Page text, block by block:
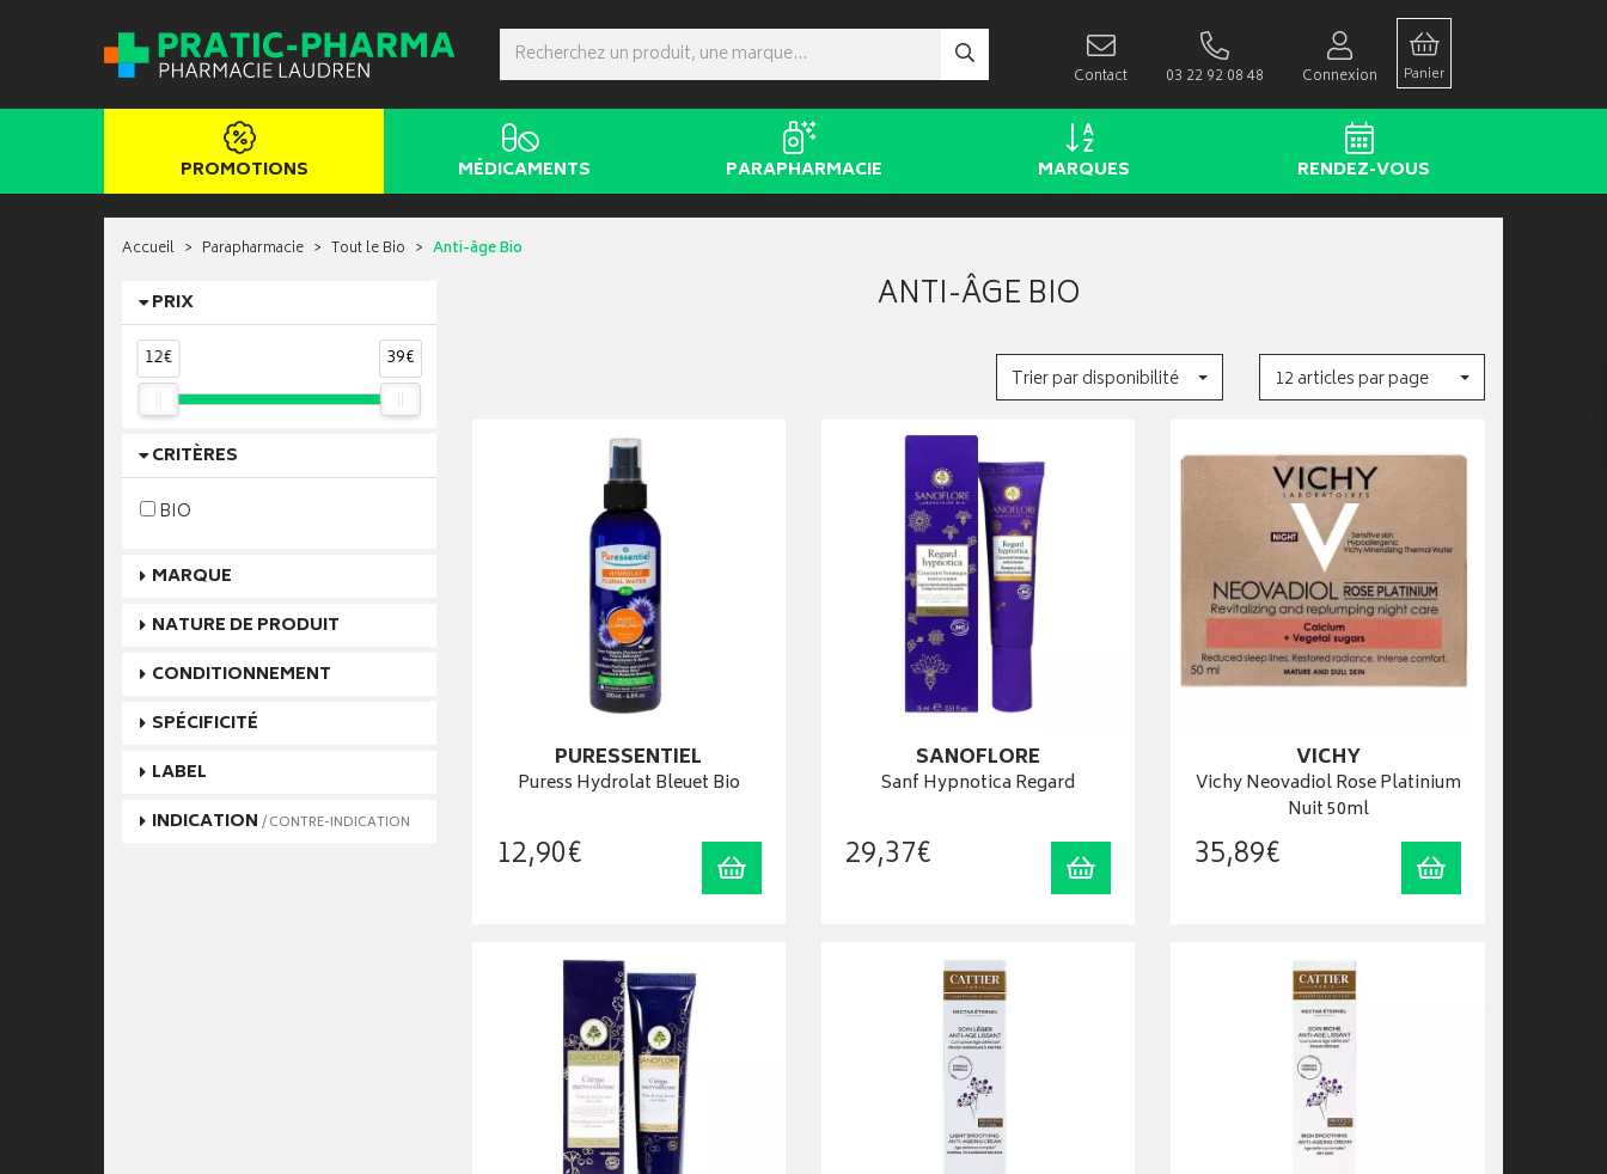
Contact 03 22 92 08 48 Connexion Panier
PROMOTIONS MÉDICAMENTS PARAPHARMACIE MARQUES RENDEZ-VOUS
Accueil Parapharmacie Tout le Bio Anti-âge Bio
PRIX
12€
39€
CRITÈRES
BIO
MARQUE
NATURE DE PRODUIT
CONDITIONNEMENT
SPÉCIFICITÉ
LABEL
INDICATION / CONTRE-INDICATION
ANTI-ÂGE BIO
Trier par disponibilité 12 articles par page
PURESSENTIEL
Puress Hydrolat Bleuet Bio
12,90€ Ajouter au panier
SANOFLORE
Sanf Hypnotica Regard
29,37€ Ajouter au panier
VICHY
Vichy Neovadiol Rose Platinium
Nuit 50ml
35,89€ Ajouter au panier